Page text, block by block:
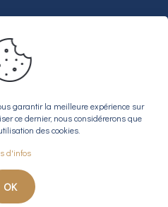
abonnement Notion Business
parOsmino
garantir la meilleure expérience sur
ce dernier, nous considérerons que
des cookies.
d'infos
OK